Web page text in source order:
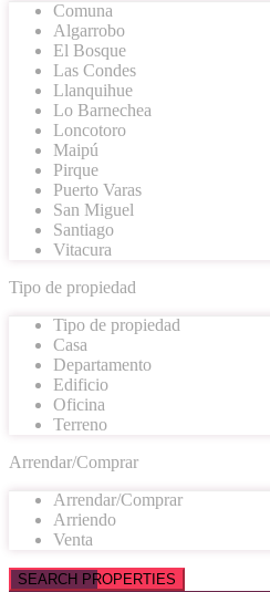
Comuna
Algarrobo
El Bosque
Las Condes
Llanquihue
Lo Barnechea
Loncotoro
Maipú
Pirque
Puerto Varas
San Miguel
Santiago
Vitacura
Tipo de propiedad
Tipo de propiedad
Casa
Departamento
Edificio
Oficina
Terreno
Arrendar/Comprar
Arrendar/Comprar
Arriendo
Venta